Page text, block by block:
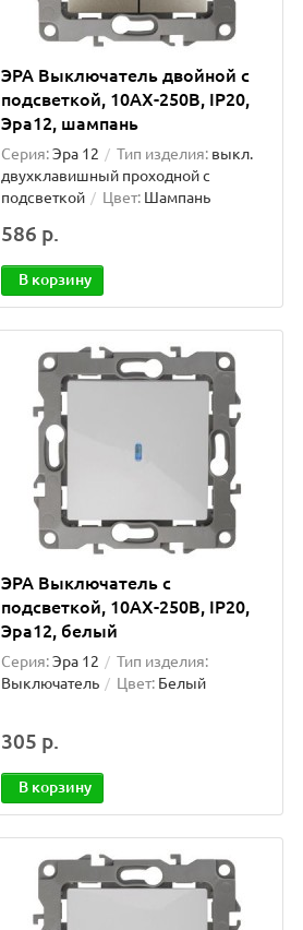
ЭРА Выключатель двойной с
подсветкой, 10АХ-250В, IP20,
Эра12, шампань
Серия:Эра 12 Тип изделия: выкл.
двухклавишный проходной с
подсветкой
Цвет: Шампань
586 р.
В корзину
ЭРА Выключатель с
подсветкой, 10АХ-250В, IP20,
Эра12, белый
Серия:Эра 12
Тип изделия:
Выключатель
Цвет: Белый
305 р.
В корзину